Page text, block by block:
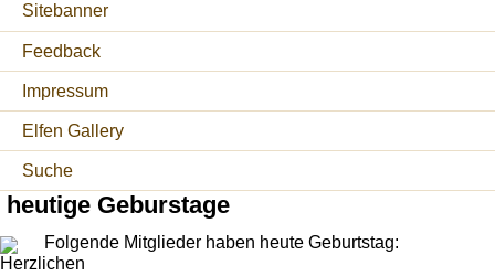
Sitebanner
Feedback
Impressum
Elfen Gallery
Suche
heutige Geburstage
Folgende Mitglieder haben heute Geburtstag: